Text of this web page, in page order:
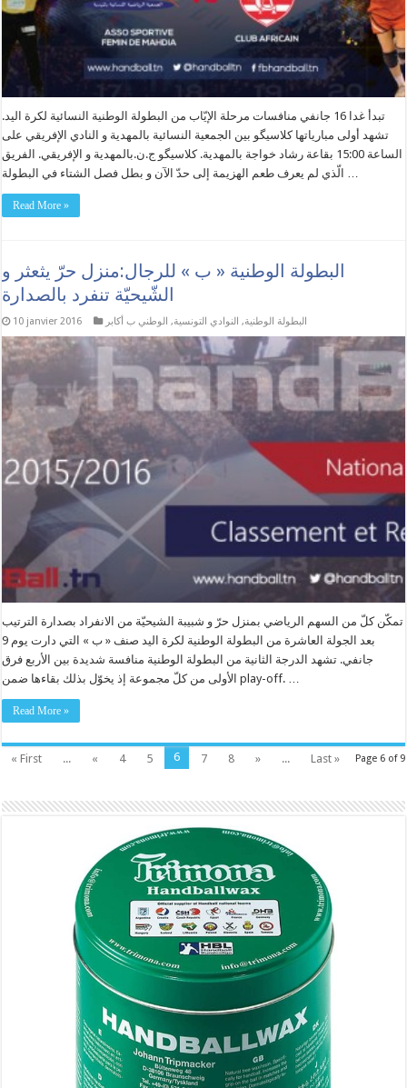
تبدأ غدا 16 جانفي منافسات مرحلة الإيّاب من البطولة الوطنية النسائية لكرة اليد.
تشهد أولى مبارياتها كلاسيگو بين الجمعية النسائية بالمهدية و النادي الإفريقي على
الساعة 15:00 بقاعة رشاد خواجة بالمهدية. كلاسيگو ج.ن.بالمهدية و الإفريقي. الفريق
الّذي لم يعرف طعم الهزيمة إلى حدّ الآن و بطل فصل الشتاء في البطولة …
Read More »
البطولة الوطنية « ب » للرجال:منزل حرّ يثعثر و
الشّيحيّة تنفرد بالصدارة
10 janvier 2016 البطولة الوطنية, النوادي التونسية, الوطني ب أكابر
تمكّن كلّ من السهم الرياضي بمنزل حرّ و شبيبة الشيحيّة من الانفراد بصدارة الترتيب
بعد الجولة العاشرة من البطولة الوطنية لكرة اليد صنف « ب » التي دارت يوم 9
جانفي. تشهد الدرجة الثانية من البطولة الوطنية منافسة شديدة بين الأربع فرق
الأولى من كلّ مجموعة إذ يخوّل بذلك بقاءها ضمن play-off. …
Read More »
Page 6 of 9
« First ... « 4 5 6 7 8 » ... Last »